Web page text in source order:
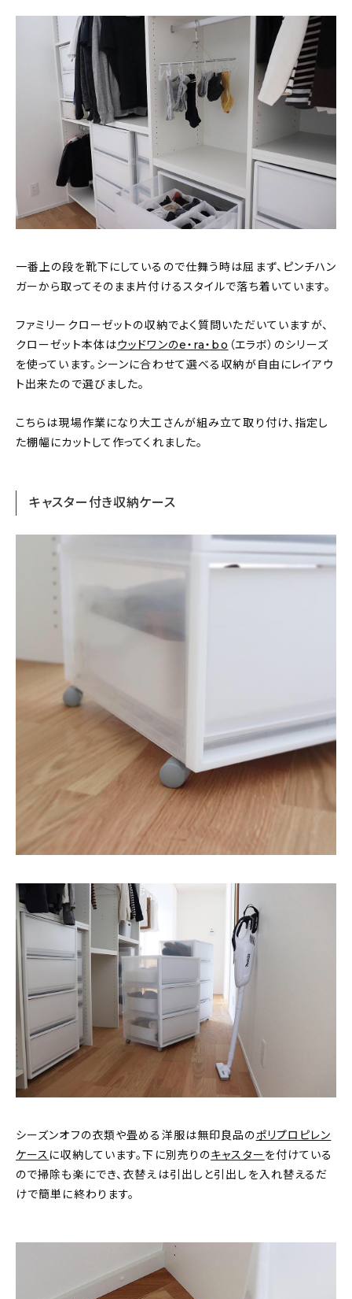
一番上の段を靴下にしているので仕舞う時は屈まず、ピンチハン
ガーから取ってそのまま片付けるスタイルで落ち着いています。
ファミリークローゼットの収納でよく質問いただいていますが、
クローゼット本体はウッドワンのe・ra・bo （エラボ）のシリーズ
を使っています。シーンに合わせて選べる収納が自由にレイアウ
ト出来たので選びました。
こちらは現場作業になり大工さんが組み立て取り付け、指定し
た棚幅にカットして作ってくれました。
キャスター付き収納ケース
シーズンオフの衣類や畳める洋服は無印良品のポリプロピレン
ケース に収納しています。下に別売りのキャスターを付けている
ので掃除も楽にでき、衣替えは引出しと引出しを入れ替えるだ
けで簡単に終わります。